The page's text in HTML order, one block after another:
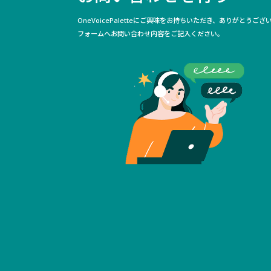
OneVoicePaletteにご興味をお持ちいただき、ありがとうござ
フォームへお問い合わせ内容をご記入ください。